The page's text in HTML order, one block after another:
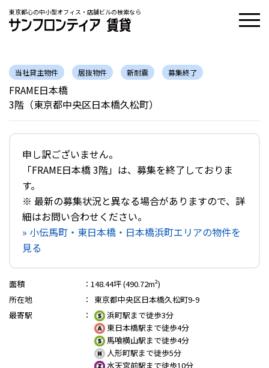
東京都心の中小型オフィス・店舗ビルの検索なら
当社貸主物件 居抜物件 新耐震 募集終了
FRAME日本橋
3階（東京都中央区日本橋久松町）
申し訳ございません。
「FRAME日本橋 3階」は、募集を終了しておりま
す。
※ 最新の募集状況と異なる場合がありますので、詳
細はお問い合わせください。
» 小伝馬町・東日本橋・日本橋浜町エリアの物件を
見る
面積 ： 148.44坪 (490.72m²)
所在地
：
東京都中央区日本橋久松町9-9
最寄駅
：
浜町駅まで徒歩3分
東日本橋駅まで徒歩4分
馬喰横山駅まで徒歩4分
人形町駅まで徒歩5分
水天宮前駅まで徒歩10分